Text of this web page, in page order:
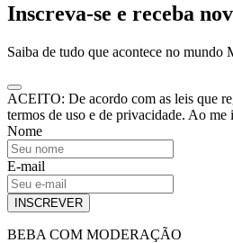
Inscreva-se e receba
Saiba de tudo que acontece no
ACEITO: De acordo com as leis que
termos de uso e de privacidade. Ao
Nome
E-mail
INSCREVER
BEBA COM MODERAÇÃO